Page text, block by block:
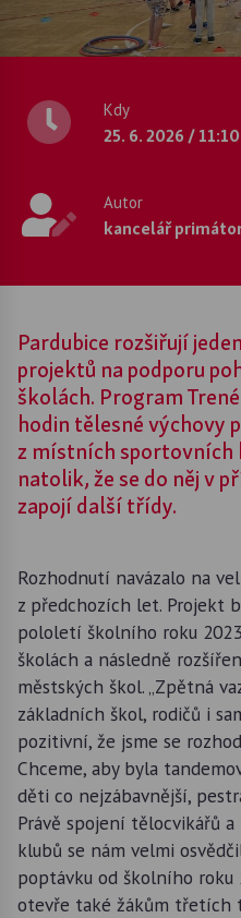
Kdy
25. 6. 2026 / 11:10
Autor
kancelář
Pardubice rozšiřují
projektů na podporu
školách. Program
hodin tělesné výchovy
z místních sportovních
natolik, že se do něj v
zapojí další třídy.
Rozhodnutí navázalo na
z předchozích let. Projekt
pololetí školního roku
školách a následně
městských škol. „Zpětná
základních škol, rodičů i
pozitivní, že jsme se
Chceme, aby byla
děti co nejzábavnější,
Právě spojení tělocvikářů
klubů se nám velmi
poptávku od školního roku
otevře také žákům třetích